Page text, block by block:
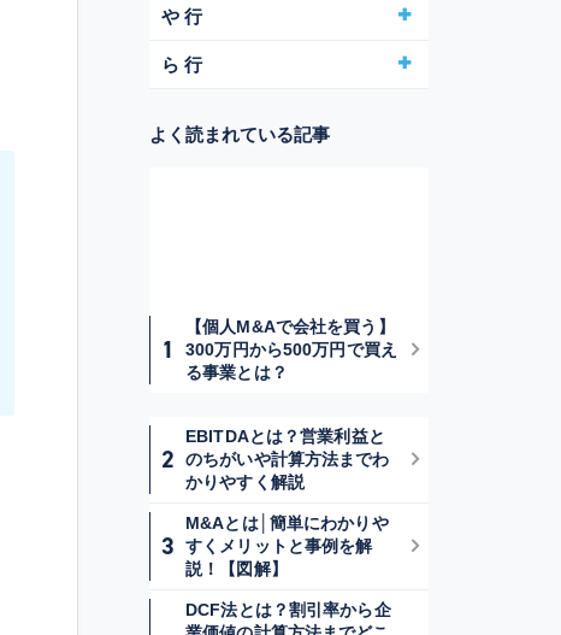
や 行
ら 行
よく読まれている記事
【個人M&Aで会社を買う】
300万円から500万円で買え
る事業とは？
EBITDAとは？営業利益と
のちがいや計算方法までわ
かりやすく解説
M&Aとは│簡単にわかりや
すくメリットと事例を解
説！【図解】
DCF法とは？割引率から企